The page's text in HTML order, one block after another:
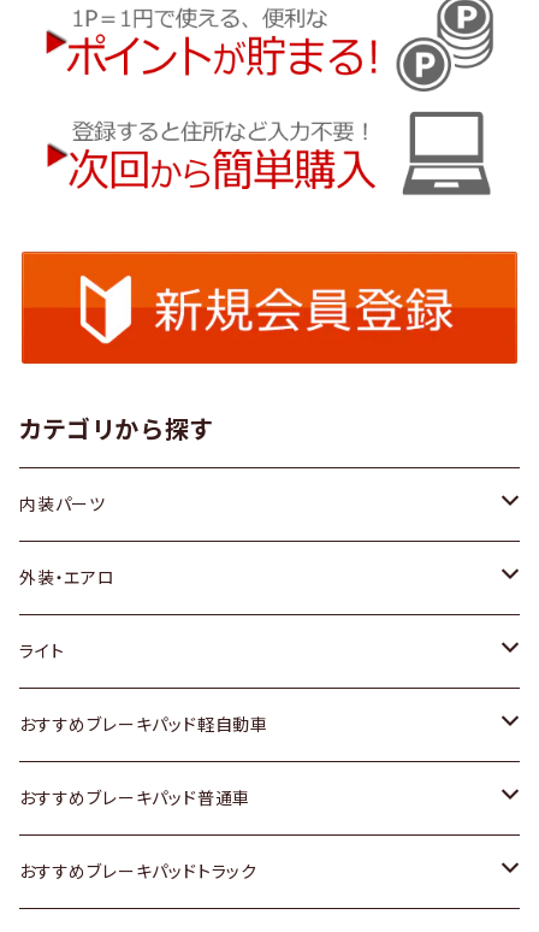
カテゴリから探す
内装パーツ
トヨタ
ホンダ
スズキ
日産
いすゞ
外装・エアロ
トヨタ
ホンダ
スズキ
日産
ライト
トヨタ
スズキ
日産
おすすめブレーキパッド軽自動車
トヨタ
ホンダ
おすすめブレーキパッド普通車
トヨタ
おすすめブレーキパッドトラック